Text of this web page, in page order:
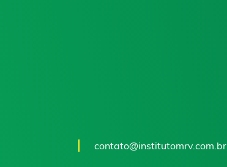
contato@institutomrv.com.br